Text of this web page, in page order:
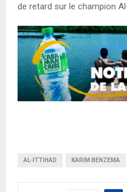
de retard sur le champion
AL-ITTIHAD KARIM BENZEMA